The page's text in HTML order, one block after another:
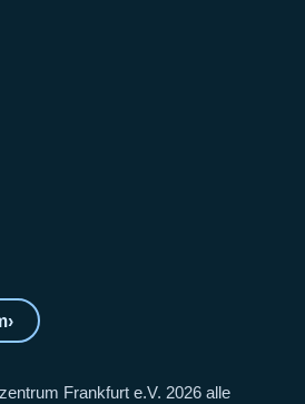
›
Frankfurt e.V. 2026 alle